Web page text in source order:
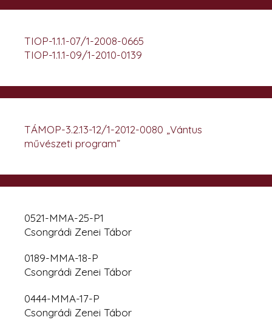
TIOP-1.1.1-07/1-2008-0665
TIOP-1.1.1-09/1-2010-0139
TÁMOP-3.2.13-12/1-2012-0080 „Vántus
művészeti program”
0521-MMA-25-P1
Csongrádi Zenei Tábor
0189-MMA-18-P
Csongrádi Zenei Tábor
0444-MMA-17-P
Csongrádi Zenei Tábor